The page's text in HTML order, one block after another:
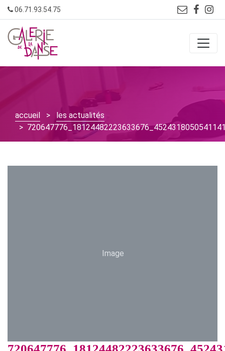
Skip
to
content
06.71.93.54.75
accueil >
les actualités
>
Image